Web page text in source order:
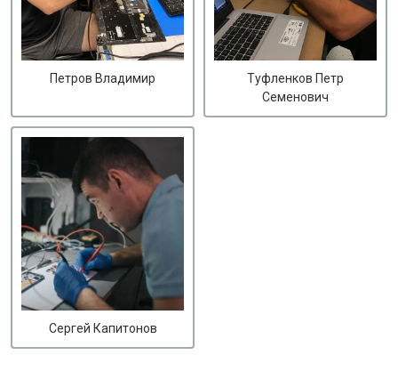
Петров Владимир
Туфленков Петр
Семенович
Сергей Капитонов